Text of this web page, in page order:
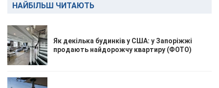
НАЙБІЛЬШ ЧИТАЮТЬ
Як декілька будинків у США: у Запоріжжі
продають найдорожчу квартиру (ФОТО)